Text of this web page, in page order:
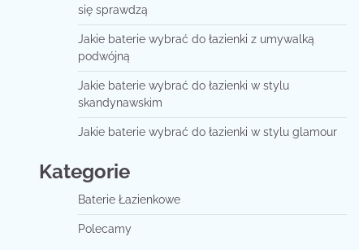
się sprawdzą
Jakie baterie wybrać do łazienki z umywalką
podwójną
Jakie baterie wybrać do łazienki w stylu
skandynawskim
Jakie baterie wybrać do łazienki w stylu glamour
Kategorie
Baterie Łazienkowe
Polecamy